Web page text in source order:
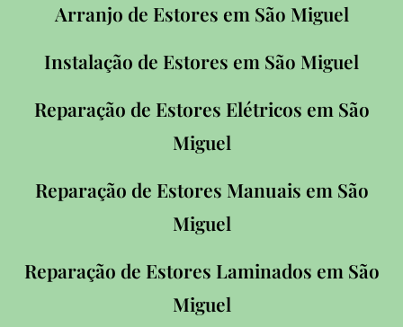
Arranjo de Estores em São Miguel
Instalação de Estores em São Miguel
Reparação de Estores Elétricos em São
Miguel
Reparação de Estores Manuais em São
Miguel
Reparação de Estores Laminados em São
Miguel